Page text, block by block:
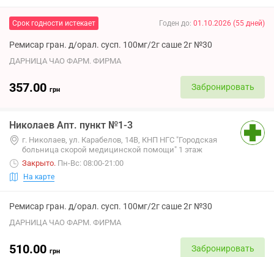
Срок годности истекает Годен до: 01.10.2026 (55 дней)
Ремисар гран. д/орал. сусп. 100мг/2г саше 2г №30
ДАРНИЦА ЧАО ФАРМ. ФИРМА
357.00 грн Забронировать
Николаев Апт. пункт №1-3
г. Николаев, ул. Карабелов, 14В, КНП НГС "Городская
больница скорой медицинской помощи" 1 этаж
Закрыто. Пн-Вс: 08:00-21:00
На карте
Ремисар гран. д/орал. сусп. 100мг/2г саше 2г №30
ДАРНИЦА ЧАО ФАРМ. ФИРМА
510.00 грн Забронировать